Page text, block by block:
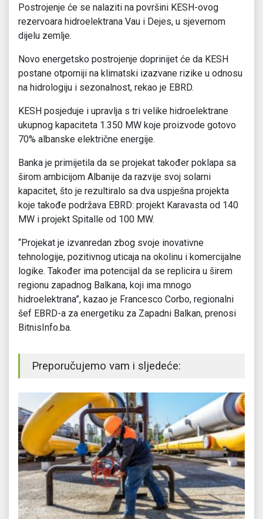
Postrojenje će se nalaziti na površini KESH-ovog
rezervoara hidroelektrana Vau i Dejes, u sjevernom
dijelu zemlje.
Novo energetsko postrojenje doprinijet će da KESH
postane otporniji na klimatski izazvane rizike u odnosu
na hidrologiju i sezonalnost, rekao je EBRD.
KESH posjeduje i upravlja s tri velike hidroelektrane
ukupnog kapaciteta 1.350 MW koje proizvode gotovo
70% albanske električne energije.
Banka je primijetila da se projekat također poklapa sa
širom ambicijom Albanije da razvije svoj solarni
kapacitet, što je rezultiralo sa dva uspješna projekta
koje takođe podržava EBRD: projekt Karavasta od 140
MW i projekt Spitalle od 100 MW.
“Projekat je izvanredan zbog svoje inovativne
tehnologije, pozitivnog uticaja na okolinu i komercijalne
logike. Također ima potencijal da se replicira u širem
regionu zapadnog Balkana, koji ima mnogo
hidroelektrana”, kazao je Francesco Corbo, regionalni
šef EBRD-a za energetiku za Zapadni Balkan, prenosi
BitnisInfo.ba.
Preporučujemo vam i sljedeće: